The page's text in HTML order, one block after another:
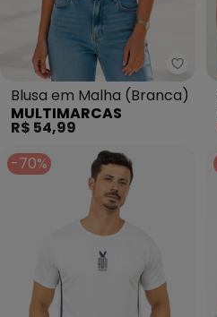
Blusa em Malha (Branca)
MULTIMARCAS
R$ 54,99
-70%